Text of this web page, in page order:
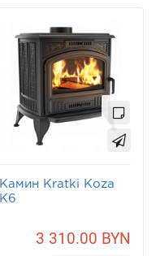
Камин Kratki Koza
K6
3 310.00 BYN